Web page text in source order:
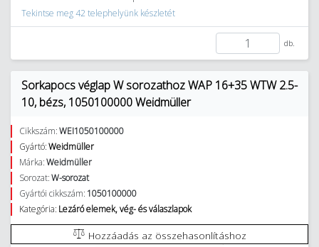
Tekintse meg 42 telephelyünk készletét
db.
Sorkapocs véglap W sorozathoz WAP 16+35 WTW 2.5-
10, bézs, 1050100000 Weidmüller
Cikkszám:WEI1050100000
Gyártó:Weidmüller
Márka:Weidmüller
Sorozat:W-sorozat
Gyártói cikkszám: 1050100000
Kategória: Lezáró elemek, vég- és válaszlapok
Hozzáadás az összehasonlításhoz